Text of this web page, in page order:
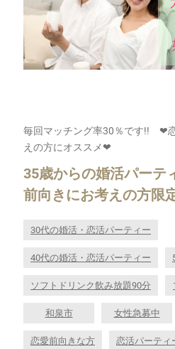
毎回マッチング率30％です!! ❤
えの方にオススメ❤
35歳からの婚活パー
前向きにお考えの方
30代の婚活・恋活パーティー
40代の婚活・恋活パーティー
ソフトドリンク飲み放題90分
和泉市 女性急募中
恋愛前向きな方 恋活パーティ